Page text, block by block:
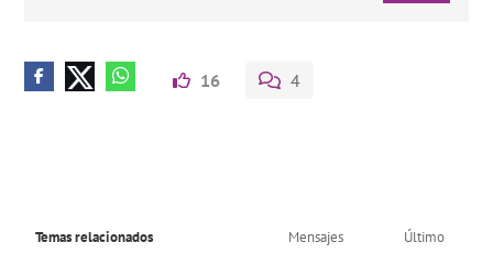
16 4
Temas relacionados Mensajes Último